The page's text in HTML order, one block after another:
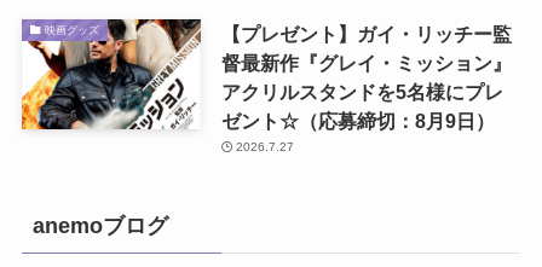
映画グッズ
【プレゼント】ガイ・リッチー監
督最新作『グレイ・ミッション』
アクリルスタンドを5名様にプレ
ゼント☆（応募締切：8月9日）
2026.7.27
anemoブログ